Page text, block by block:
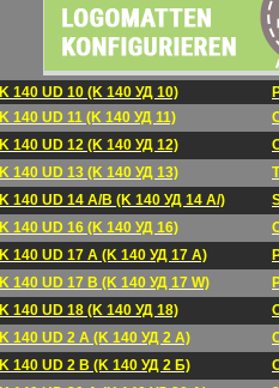
K 140 UD 10 (K 140 УД 10)
K 140 UD 11 (K 140 УД 11)
K 140 UD 12 (K 140 УД 12)
K 140 UD 13 (K 140 УД 13)
K 140 UD 14 A/B (K 140 УД 14 A/)
K 140 UD 16 (K 140 УД 16)
K 140 UD 17 A (K 140 УД 17 A)
K 140 UD 17 B (K 140 УД 17 W)
K 140 UD 18 (K 140 УД 18)
K 140 UD 2 A (K 140 УД 2 A)
K 140 UD 2 B (K 140 УД 2 Б)